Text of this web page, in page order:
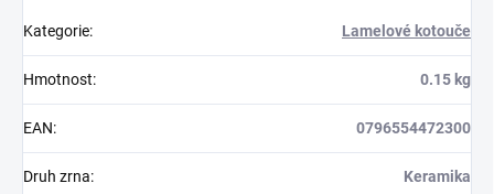
Kategorie: Lamelové kotouče
Hmotnost: 0.15 kg
EAN: 0796554472300
Druh zrna: Keramika